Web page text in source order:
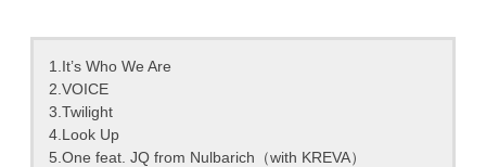
1.It’s Who We Are
2.VOICE
3.Twilight
4.Look Up
5.One feat. JQ from Nulbarich（with KREVA）